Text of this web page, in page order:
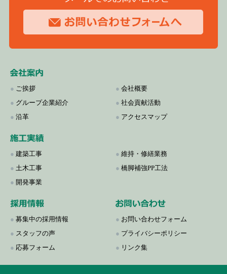
● ご挨拶
● グループ企業紹介
● 沿革
●会社概要
●社会貢献活動
● アクセスマップ
● 建築工事
● 土木工事
● 開発事業
●維持・修繕業務
●橋脚補強PP工法
● 募集中の採用情報
● スタッフの声
● 応募フォーム
● お問い合わせフォーム
● プライバシーポリシー
● リンク集